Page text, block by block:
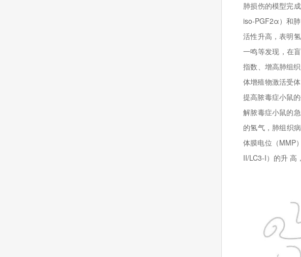
肺损伤的模型完
iso-PGF2α）和
活性升高，表明
一鸣等发现，在
指数、增高肺组
体增殖物激活受
提高脓毒症小鼠
解脓毒症小鼠的
的氢气，肺组织
体膜电位（MMP
II/LC3-I）的升 高